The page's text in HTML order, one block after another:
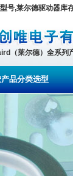
号,莱尔德驱动器库
（莱尔德）全系列
品分类选型